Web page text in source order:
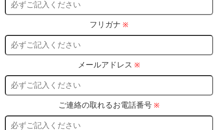
フリガナ ※
メールアドレス ※
ご連絡の取れるお電話番号 ※